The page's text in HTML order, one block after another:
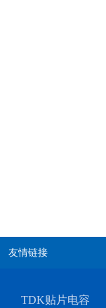
友情链接
TDK贴片电容